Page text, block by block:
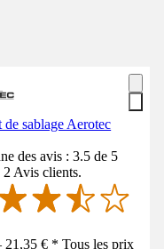
de sablage Aerotec
des avis : 3.5 de 5
2 Avis clients.
€ * Tous les prix